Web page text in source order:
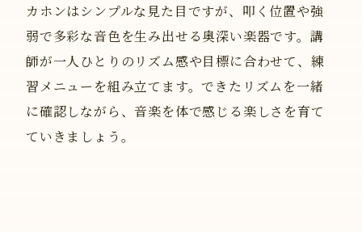
カホンはシンプルな見た目ですが、叩く位置や強
弱で多彩な音色を生み出せる奥深い楽器です。講
師が一人ひとりのリズム感や目標に合わせて、練
習メニューを組み立てます。できたリズムを一緒
に確認しながら、音楽を体で感じる楽しさを育て
ていきましょう。